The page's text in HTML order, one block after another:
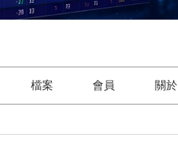
檔案 會員 關於